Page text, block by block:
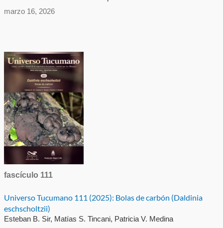
marzo 16, 2026
fascículo 111
Universo Tucumano 111 (2025): Bolas de carbón (Daldinia
eschscholtzii)
Esteban B. Sir, Matías S. Tincani, Patricia V. Medina